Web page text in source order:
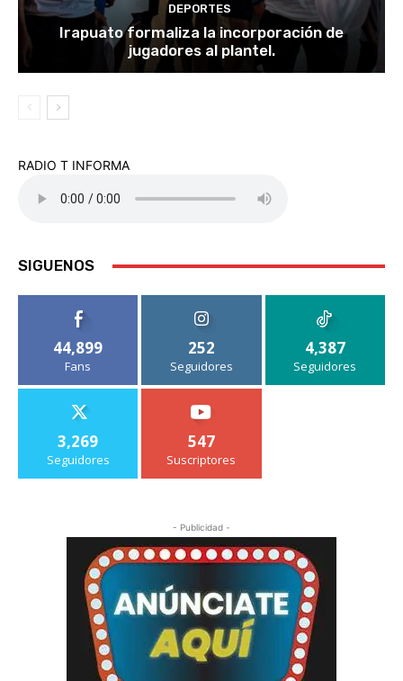
DEPORTES
Irapuato formaliza la incorporación de
jugadores al plantel.
RADIO T INFORMA
SIGUENOS
44,899
Fans
252
Seguidores
4,387
Seguidores
3,269
Seguidores
547
Suscriptores
- Publicidad -